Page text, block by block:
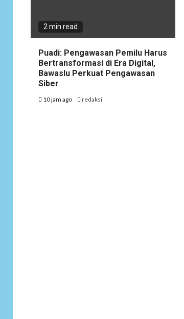
2 min read
Puadi: Pengawasan Pemilu Harus
Bertransformasi di Era Digital,
Bawaslu Perkuat Pengawasan
Siber
10 jam ago redaksi